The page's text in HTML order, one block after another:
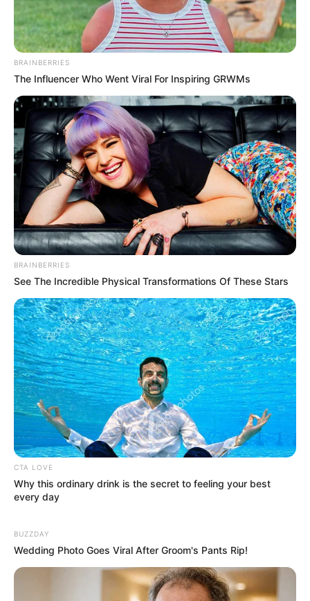
Το πετσόκομα των “Ellinika
Hoaxes!”
Ο «Μαύρος Ιππότης» ο
εξωγήινος δορυφόρος σε
τροχιά γύρω από τη Γη...
Ο Βαρθολομαίος μας δείχνει ότι η ίδια η
εκκλησία είναι με τον...
Η ΜΕΓΑΛΗ ΑΠΑΤΗ ΤΗΣ
ΑΝΑΔΑΣΩΣΗΣ. ΠΟΣΑ
ΜΥΣΤΙΚΑ ΤΟΥ ΔΑΣΟΥΣ ΜΑΣ
ΚΡΥΒΟΥΝ ΓΙΑ...
ΧΤΥΠΟΥΝ ΤΑ ΤΥΜΠΑΝΑ ΤΟΥ
ΠΟΛΕΜΟΥ. ΤΟ ΛΥΚΑΥΓΕΣ
ΕΙΝΑΙ ΕΔΩ. ΟΛΑ ΤΑ ΠΟΥΛΙΑ...
Το τέρας που ζει στις
υπόγειες στοές του Αγίου
Ο πόλεμος στην Ουκρανία
περνάει στην πολύ
σημαντική αλλά και
επικίνδυνη δεύτερη...
BRAINBERRIES
The Influencer Who Went Viral For Inspiring GRWMs
BRAINBERRIES
See The Incredible Physical Transformations Of These Stars
CTA LOVE
Why this ordinary drink is the secret to feeling your best
every day
BUZZDAY
Wedding Photo Goes Viral After Groom's Pants Rip!